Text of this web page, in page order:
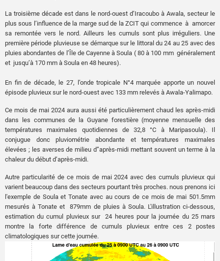
La troisième décade est dans le nord-ouest d’Iracoubo à Awala, secteur le
plus sous l’influence de la marge sud de la ZCIT qui commence à amorcer
sa remontée vers le nord. Ailleurs les cumuls sont plus irréguliers. Une
première période pluvieuse se démarque sur le littoral du 24 au 25 avec des
pluies abondantes de l’Île de Cayenne à Soula ( 80 à 100 mm généralement
et jusqu’à 170 mm à Soula en 48 heures).
En fin de décade, le 27, l’onde tropicale N°4 marquée apporte un nouvel
épisode pluvieux sur le nord-ouest avec 133 mm relevés à Awala-Yalimapo.
Ce mois de mai 2024 aura aussi été particulièrement chaud les après-midi
dans les communes de la Guyane forestière (moyenne mensuelle des
températures maximales quotidiennes de 32,8 °C à Maripasoula). Il
conjugue donc pluviométrie abondante et températures maximales
élevées ; les averses de milieu d’’après-midi mettant souvent un terme à la
chaleur du début d’après-midi.
Autre particularité de ce mois de mai 2024 avec des cumuls pluvieux qui
varient beaucoup dans des secteurs pourtant très proches. nous prenons ici
l'exemple de Soula et Tonate avec au cours de ce mois de mai 501.5mm
mesurés à Tonate et 879mm de pluies à Soula. L'illustration ci-dessous,
estimation du cumul pluvieux sur 24 heures pour la journée du 25 mars
montre la forte différence de cumuls pluvieux entre ces 2 postes
climatologiques sur cette journée.